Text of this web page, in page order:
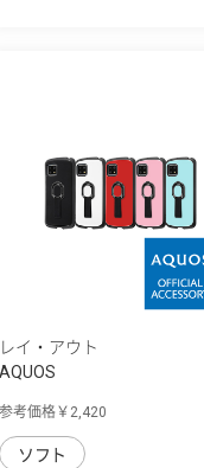
レイ・アウト
AQUOS
衝...
参考価格￥2,420
ソフト